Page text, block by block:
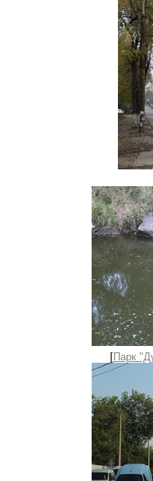
[Парк